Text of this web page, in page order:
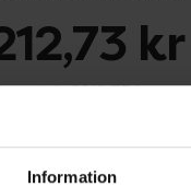
Information
kr
apotek:2212,73 kr
via ditt recept